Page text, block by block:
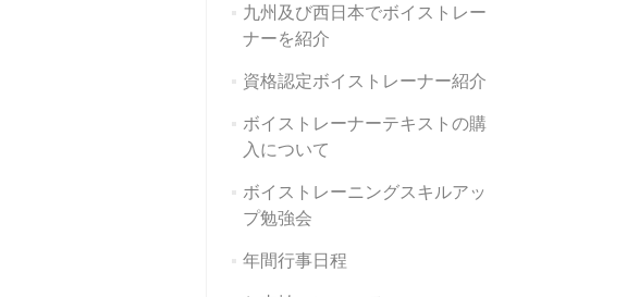
九州及び西日本でボイストレー
ナーを紹介
資格認定ボイストレーナー紹介
ボイストレーナーテキストの購
入について
ボイストレーニングスキルアッ
プ勉強会
年間行事日程